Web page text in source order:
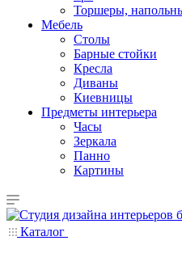
Торшеры,
Мебель
Столы
Барные стойки
Кресла
Диваны
Киевницы
Предметы интерьера
Часы
Зеркала
Панно
Картины
Каталог